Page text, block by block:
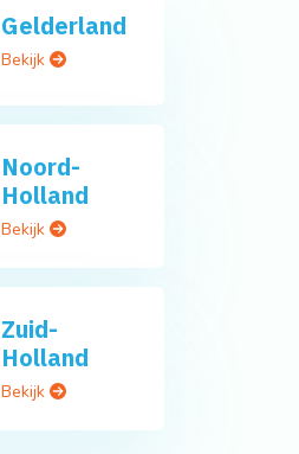
Gelderland
Bekijk
Noord-
Holland
Bekijk
Zuid-
Holland
Bekijk